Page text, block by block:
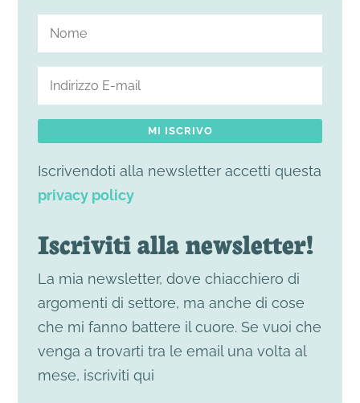
Iscriviti alla newsletter!
La mia newsletter, dove chiacchiero di
argomenti di settore, ma anche di cose
che mi fanno battere il cuore. Se vuoi che
venga a trovarti tra le email una volta al
mese, iscriviti qui
MI ISCRIVO
Iscrivendoti alla newsletter accetti questa
privacy policy